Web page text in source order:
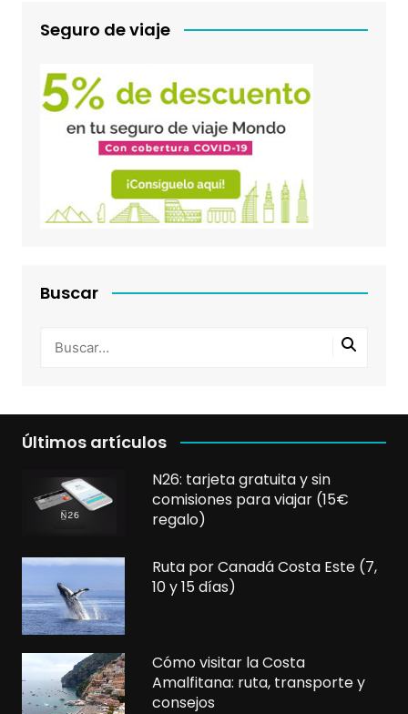
Seguro de viaje
Buscar
Últimos artículos
N26: tarjeta gratuita y sin
comisiones para viajar (15€
regalo)
Ruta por Canadá Costa Este (7,
10 y 15 días)
Cómo visitar la Costa
Amalfitana: ruta, transporte y
consejos